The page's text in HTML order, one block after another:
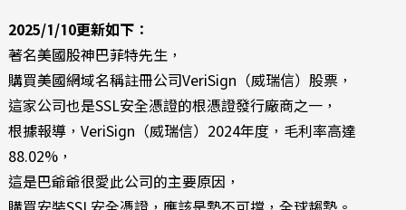
2025/1/10更新如下：
著名美國股神巴菲特先生，
購買美國網域名稱註冊公司VeriSign（威瑞信）股票，
這家公司也是SSL安全憑證的根憑證發行廠商之一，
根據報導，VeriSign（威瑞信）2024年度，毛利率高達
88.02%，
這是巴爺爺很愛此公司的主要原因，